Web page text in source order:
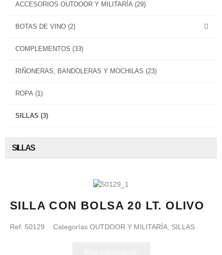
ACCESORIOS OUTDOOR Y MILITARÍA (29)
BOTAS DE VINO (2)
COMPLEMENTOS (33)
RIÑONERAS, BANDOLERAS Y MOCHILAS (23)
ROPA (1)
SILLAS (3)
SILLAS
SILLA CON BOLSA 20 LT. OLIVO
Ref: 50129 Categorías OUTDOOR Y MILITARÍA SILLAS